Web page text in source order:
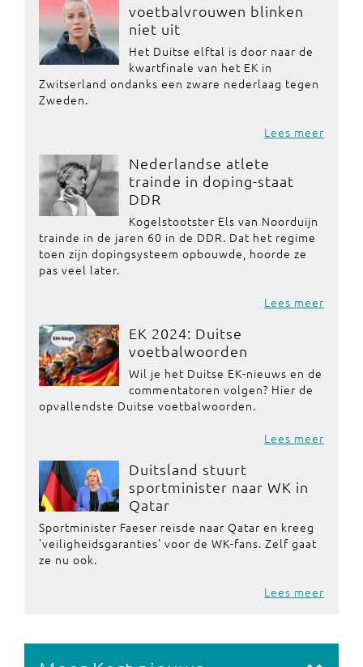
voetbalvrouwen blinken
niet uit
Het Duitse elftal is door naar de
kwartfinale van het EK in
Zwitserland ondanks een zware nederlaag tegen
Zweden.
Lees meer
Nederlandse atlete
trainde in doping-staat
DDR
Kogelstootster Els van Noorduijn
trainde in de jaren 60 in de DDR. Dat het regime
toen zijn dopingsysteem opbouwde, hoorde ze
pas veel later.
Lees meer
EK 2024: Duitse
voetbalwoorden
Wil je het Duitse EK-nieuws en de
commentatoren volgen? Hier de
opvallendste Duitse voetbalwoorden.
Lees meer
Duitsland stuurt
sportminister naar WK in
Qatar
Sportminister Faeser reisde naar Qatar en kreeg
'veiligheidsgaranties' voor de WK-fans. Zelf gaat
ze nu ook.
Lees meer